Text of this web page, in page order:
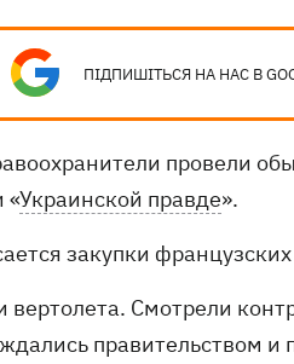
ПІДПИШІТЬСЯ НА НАС В
провели
«Украинской правде».
закупки
Смотрели
правительством и